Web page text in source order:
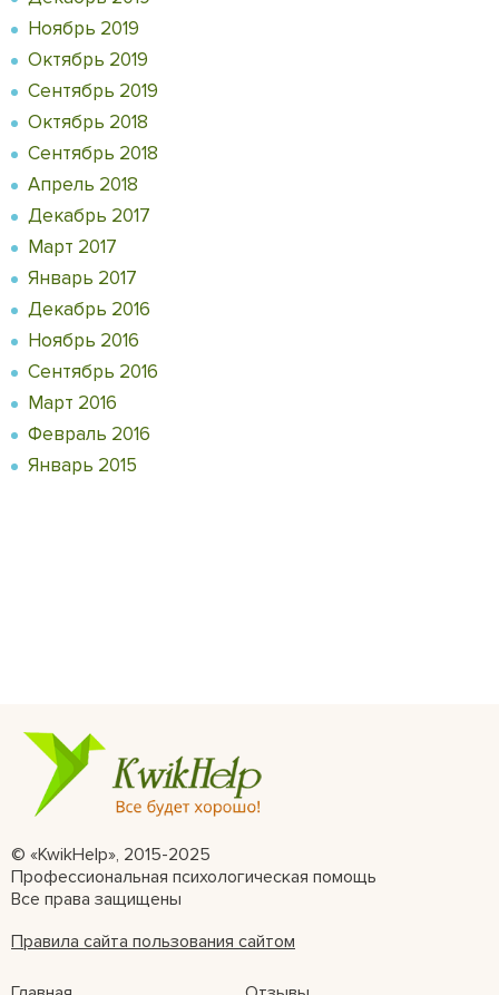
Ноябрь 2019
Октябрь 2019
Сентябрь 2019
Октябрь 2018
Сентябрь 2018
Апрель 2018
Декабрь 2017
Март 2017
Январь 2017
Декабрь 2016
Ноябрь 2016
Сентябрь 2016
Март 2016
Февраль 2016
Январь 2015
© «KwikHelp», 2015-2025
Профессиональная психологическая помощь
Все права защищены
Правила сайта пользования сайтом